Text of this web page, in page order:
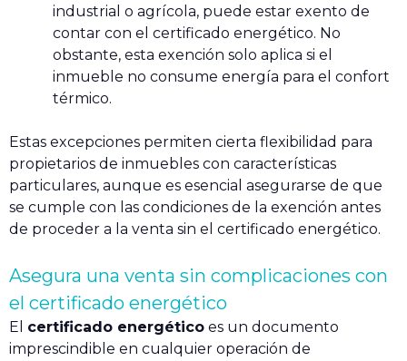
industrial o agrícola, puede estar exento de
contar con el certificado energético. No
obstante, esta exención solo aplica si el
inmueble no consume energía para el confort
térmico.
Estas excepciones permiten cierta flexibilidad para
propietarios de inmuebles con características
particulares, aunque es esencial asegurarse de que
se cumple con las condiciones de la exención antes
de proceder a la venta sin el certificado energético.
Asegura una venta sin complicaciones con
el certificado energético
El certificado energético es un documento
imprescindible en cualquier operación de